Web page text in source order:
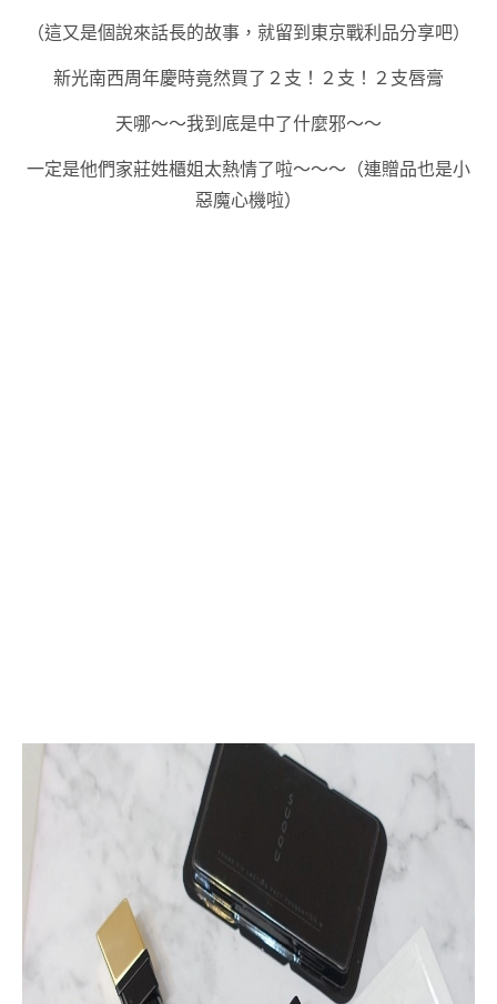
（這又是個說來話長的故事，就留到東京戰利品分享吧）
新光南西周年慶時竟然買了２支！２支！２支唇膏
天哪～～我到底是中了什麼邪～～
一定是他們家莊姓櫃姐太熱情了啦～～～（連贈品也是小
惡魔心機啦）